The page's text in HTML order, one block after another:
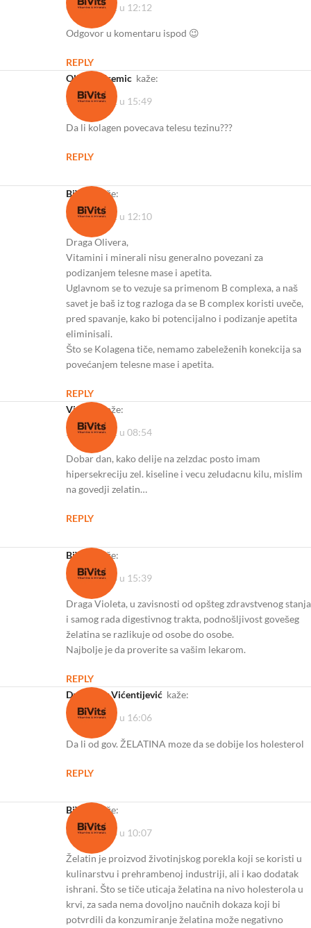
03/10/2022 u 12:12
Odgovor u komentaru ispod 😉
REPLY
Olivera Kremic kaže:
27/09/2022 u 15:49
Da li kolagen povecava telesu tezinu???
REPLY
BiVits
kaže:
03/10/2022 u 12:10
Draga Olivera,
Vitamini i minerali nisu generalno povezani za
podizanjem telesne mase i apetita.
Uglavnom se to vezuje sa primenom B complexa, a naš
savet je baš iz tog razloga da se B complex koristi uveče,
pred spavanje, kako bi potencijalno i podizanje apetita
eliminisali.
Što se Kolagena tiče, nemamo zabeleženih konekcija sa
povećanjem telesne mase i apetita.
REPLY
Violeta
kaže:
26/11/2022 u 08:54
Dobar dan, kako delije na zelzdac posto imam
hipersekreciju zel. kiseline i vecu zeludacnu kilu, mislim
na govedji zelatin…
REPLY
BiVits
kaže:
09/01/2023 u 15:39
Draga Violeta, u zavisnosti od opšteg zdravstvenog stanja
i samog rada digestivnog trakta, podnošljivost govešeg
želatina se razlikuje od osobe do osobe.
Najbolje je da proverite sa vašim lekarom.
REPLY
Dragoslav Vićentijević kaže:
31/03/2023 u 16:06
Da li od gov. ŽELATINA moze da se dobije los holesterol
REPLY
BiVits
kaže:
06/04/2023 u 10:07
Želatin je proizvod životinjskog porekla koji se koristi u
kulinarstvu i prehrambenoj industriji, ali i kao dodatak
ishrani. Što se tiče uticaja želatina na nivo holesterola u
krvi, za sada nema dovoljno naučnih dokaza koji bi
potvrdili da konzumiranje želatina može negativno